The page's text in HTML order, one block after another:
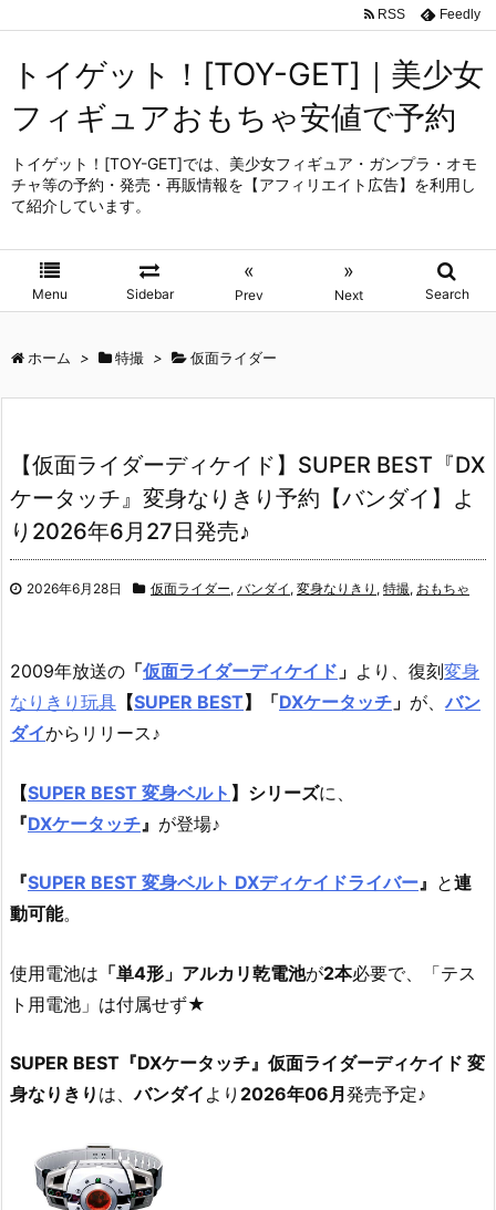
トイゲット！[TOY-GET]｜美少女
フィギュアおもちゃ安値で予約
トイゲット！[TOY-GET]では、美少女フィギュア・ガンプラ・オモ
チャ等の予約・発売・再販情報を【アフィリエイト広告】を利用し
て紹介しています。
Menu Sidebar
«
Prev
»
Next Search
RSS Feedly
ホーム > 特撮 > 仮面ライダー
【仮面ライダーディケイド】SUPER BEST『DX
ケータッチ』変身なりきり予約【バンダイ】よ
り2026年6月27日発売♪
2026年6月28日 仮面ライダー, バンダイ , 変身なりきり , 特撮, おもちゃ
2009年放送の 「仮面ライダーディケイド 」 より、復刻変身
なりきり玩具 【SUPER BEST】 「DXケータッチ 」 が、バン
ダイからリリース♪
【SUPER BEST 変身ベルト 】シリーズに、
『DXケータッチ 』 が登場♪
『SUPER BEST 変身ベルト DXディケイドライバー』 と連
動可能。
使用電池は 「単4形」アルカリ乾電池が2本必要で、「テス
ト用電池」は付属せず★
SUPER BEST『DXケータッチ』仮面ライダーディケイド 変
身なりきり は、バンダイ より 2026年06月 発売予定♪